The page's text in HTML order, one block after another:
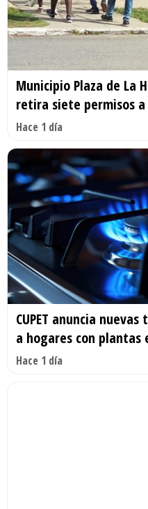
Municipio Plaza de La
retira siete permisos
Hace 1 día
CUPET anuncia
a hogares con plantas
Hace 1 día